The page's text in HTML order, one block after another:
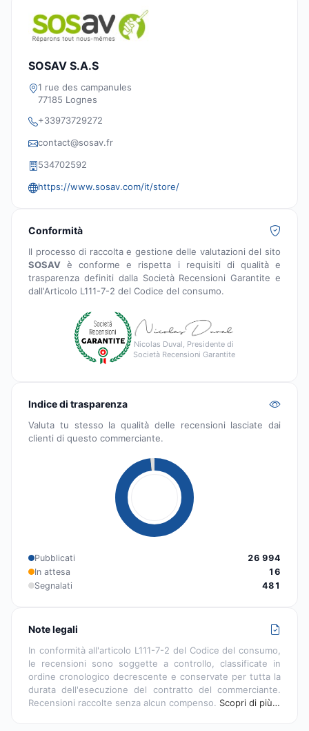
SOSAV S.A.S
1 rue des campanules
77185 Lognes
+33973729272
contact@sosav.fr
534702592
https://www.sosav.com/it/store/
Conformità
Il processo di raccolta e gestione delle valutazioni del sito
SOSAV è conforme e rispetta i requisiti di qualità e
trasparenza definiti dalla Società Recensioni Garantite e
dall'Articolo L111-7-2 del Codice del consumo.
Nicolas Duval, Presidente di
Società Recensioni Garantite
Indice di trasparenza
Valuta tu stesso la qualità delle recensioni lasciate dai
clienti di questo commerciante.
Pubblicati
26 994
In attesa
16
Segnalati
481
Note legali
In conformità all'articolo L111-7-2 del Codice del consumo,
le recensioni sono soggette a controllo, classificate in
ordine cronologico decrescente e conservate per tutta la
durata dell'esecuzione del contratto del commerciante.
Recensioni raccolte senza alcun compenso. Scopri di più…